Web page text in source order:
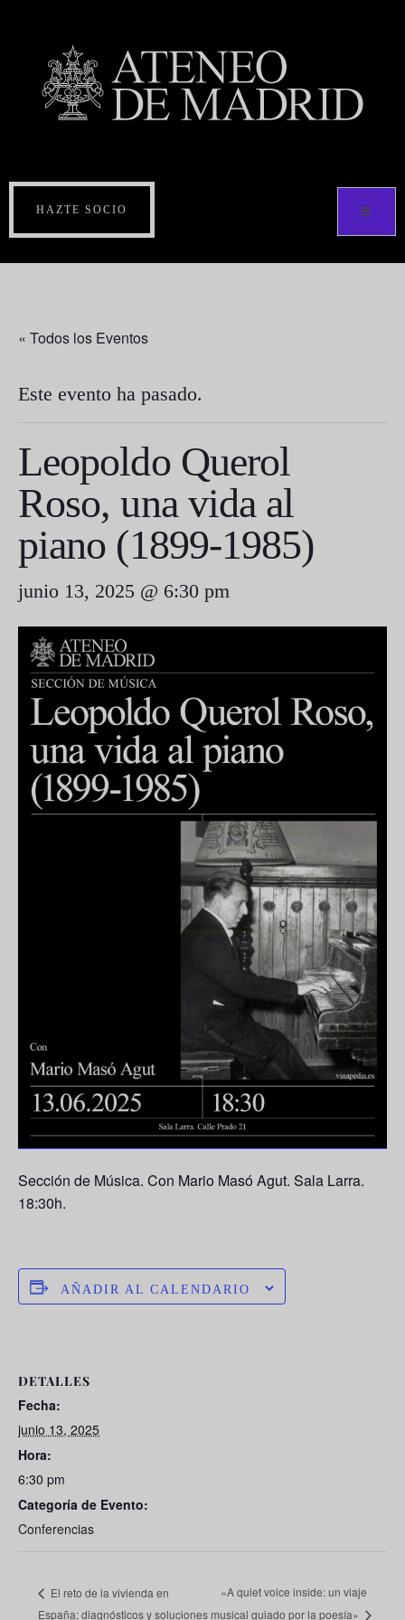
HAZTE SOCIO
« Todos los Eventos
Este evento ha pasado.
Leopoldo Querol
Roso, una vida al
piano (1899-1985)
junio 13, 2025 @ 6:30 pm
Sección de Música. Con Mario Masó Agut. Sala Larra.
18:30h.
AÑADIR AL CALENDARIO
DETALLES
Fecha:
junio 13, 2025
Hora:
6:30 pm
Categoría de Evento:
Conferencias
El reto de la vivienda en
España: diagnósticos y soluciones
«A quiet voice inside: un viaje
musical guiado por la poesía»